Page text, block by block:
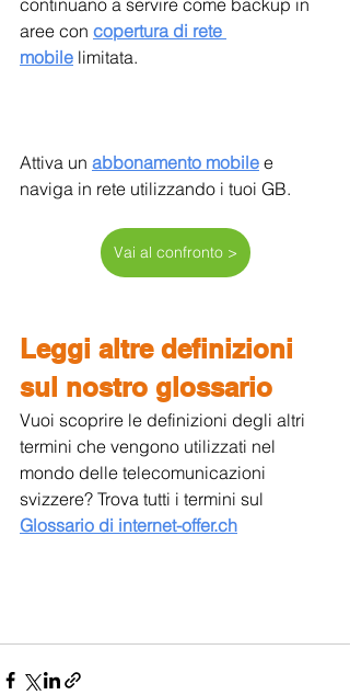
aree con copertura di rete
mobile limitata.
Attiva un abbonamento mobile e
naviga in rete utilizzando i tuoi GB.
Vai al confronto >
Leggi altre definizioni
sul nostro glossario
Vuoi scoprire le definizioni degli altri
termini che vengono utilizzati nel
mondo delle telecomunicazioni
svizzere? Trova tutti i termini sul
Glossario di internet-offer.ch